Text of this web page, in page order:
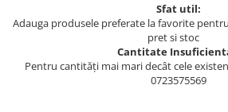
Sfat util:
Adauga produsele preferate la favorite
pret si stoc
Cantitate
Pentru cantități mai mari decât cele
0723575569